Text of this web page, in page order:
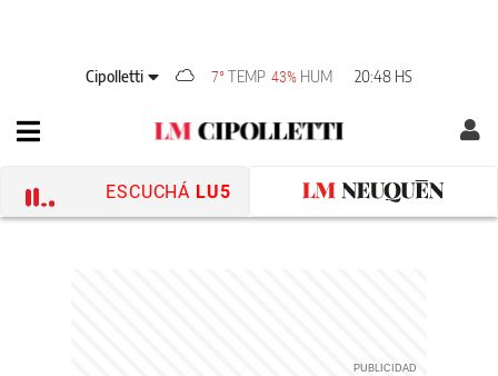
Cipolletti 7° TEMP 43% HUM 20:48 HS
ESCUCHÁ LU5